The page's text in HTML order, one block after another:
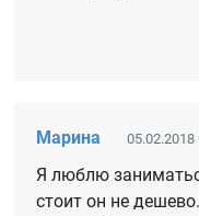
Марина 05.02.2018
Я люблю
стоит он не